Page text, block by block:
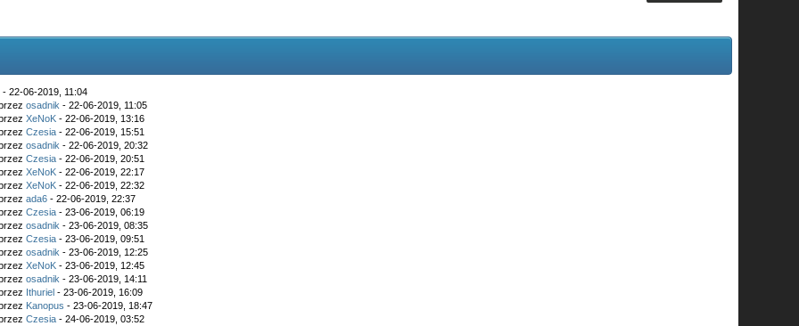
- 22-06-2019, 11:04
osadnik - 22-06-2019, 11:05
XeNoK - 22-06-2019, 13:16
Czesia - 22-06-2019, 15:51
osadnik - 22-06-2019, 20:32
Czesia - 22-06-2019, 20:51
XeNoK - 22-06-2019, 22:17
XeNoK - 22-06-2019, 22:32
ada6 - 22-06-2019, 22:37
Czesia - 23-06-2019, 06:19
osadnik - 23-06-2019, 08:35
Czesia - 23-06-2019, 09:51
osadnik - 23-06-2019, 12:25
XeNoK - 23-06-2019, 12:45
osadnik - 23-06-2019, 14:11
Ithuriel - 23-06-2019, 16:09
Kanopus - 23-06-2019, 18:47
Czesia - 24-06-2019, 03:52